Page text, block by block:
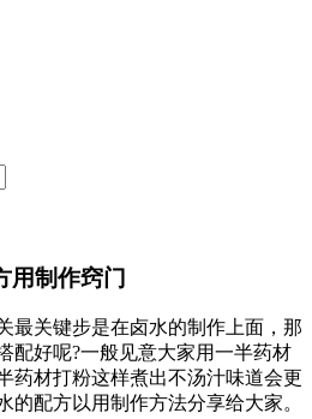
用制作窍门
最关键步是在卤水的制作上面，那
配好呢?一般见意大家用一半药材
药材打粉这样煮出不汤汁味道会更
的配方以用制作方法分享给大家。